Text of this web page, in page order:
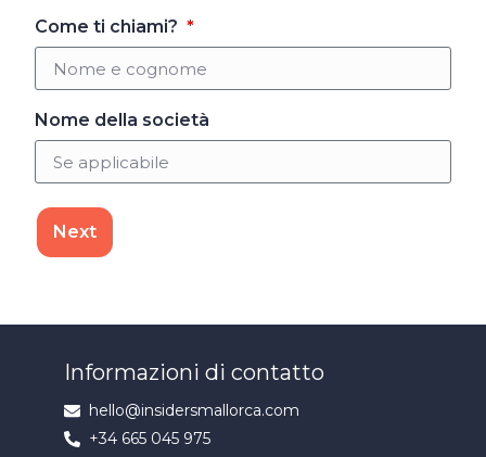
Come ti chiami?
Nome della società
Next
Informazioni di contatto
hello@insidersmallorca.com
+34 665 045 975